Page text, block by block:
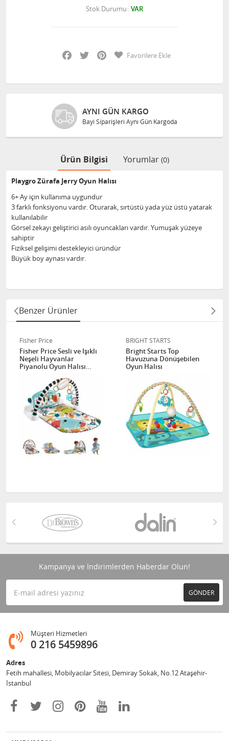
Stok Durumu VAR
Facebook
Twitter PinterestFavorilere Ekle
AYNI GÜN KARGO
Bayi Siparişleri Aynı Gün Kargoda
Ürün Bilgisi Yorumlar (0)
Playgro Zürafa Jerry Oyun Halısı
6+ Ay için kullanıma uygundur
3 farklı fonksiyonu vardır. Oturarak, sırtüstü yada yüz üstü yatarak
kullanılabilir
Görsel zekayı geliştirici asılı oyuncakları vardır. Yumuşak yüzeye
sahiptir
Fiziksel gelişimi destekleyici üründür
Büyük boy aynası vardır.
Benzer Ürünler
Fisher Price
Fisher Price Sesli ve Işıklı
Neşeli Hayvanlar
Piyanolu Oyun Halısı
BRIGHT STARTS
Bright Starts Top
Havuzuna Dönüşebilen
Oyun Halısı
Kampanya ve İndirimlerden Haberdar Olun!
GÖNDER
Müşteri Hizmetleri
0 216 5459896
Adres
Fetih mahallesi, Mobilyacılar Sitesi, Demiray Sokak, No.12 Ataşehir-
İstanbul